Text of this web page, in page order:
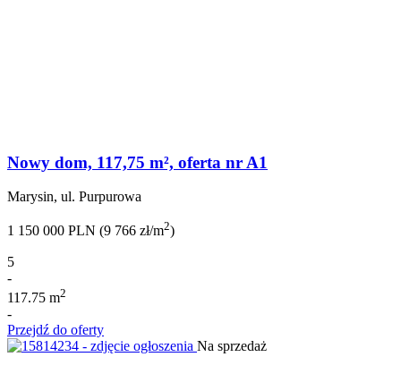
Nowy dom, 117,75 m², oferta nr A1
Marysin, ul. Purpurowa
1 150 000 PLN (9 766 zł/m2)
5
-
117.75 m2
-
Przejdź do oferty
Na sprzedaż